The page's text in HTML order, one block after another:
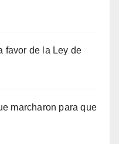
favor de la Ley de
marcharon para que